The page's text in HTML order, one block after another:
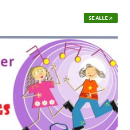
SE ALLE